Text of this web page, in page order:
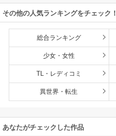
その他の人気ランキングをチェック！
総合ランキング
少女・女性
TL・レディコミ
異世界・転生
あなたがチェックした作品